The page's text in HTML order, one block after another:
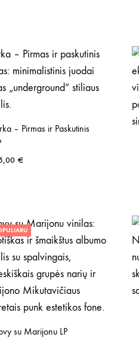
– Pirmas ir Paskutinis
€
su Marijonu LP